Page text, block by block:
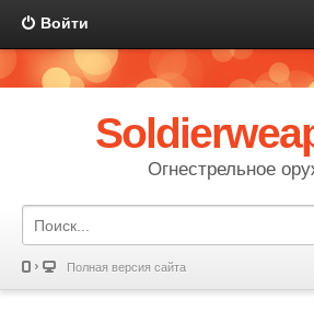
Войти
Огнестрельное
Полная версия сайта